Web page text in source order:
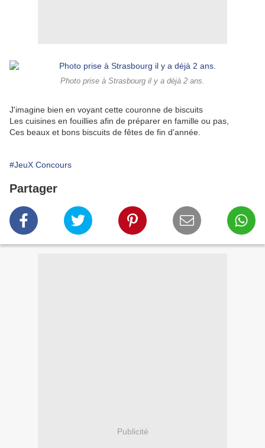
Photo prise à Strasbourg il y a déjà 2 ans.
J'imagine bien en voyant cette couronne de biscuits
Les cuisines en fouillies afin de préparer en famille ou pas,
Ces beaux et bons biscuits de fêtes de fin d'année.
#JeuX Concours
Partager
Publicité